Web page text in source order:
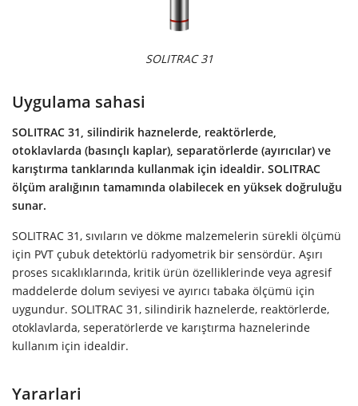
SOLITRAC 31
Uygulama sahasi
SOLITRAC 31, silindirik haznelerde, reaktörlerde,
otoklavlarda (basınçlı kaplar), separatörlerde (ayırıcılar) ve
karıştırma tanklarında kullanmak için idealdir. SOLITRAC
ölçüm aralığının tamamında olabilecek en yüksek doğruluğu
sunar.
SOLITRAC 31, sıvıların ve dökme malzemelerin sürekli ölçümü
için PVT çubuk detektörlü radyometrik bir sensördür. Aşırı
proses sıcaklıklarında, kritik ürün özelliklerinde veya agresif
maddelerde dolum seviyesi ve ayırıcı tabaka ölçümü için
uygundur. SOLITRAC 31, silindirik haznelerde, reaktörlerde,
otoklavlarda, seperatörlerde ve karıştırma haznelerinde
kullanım için idealdir.
Yararlari